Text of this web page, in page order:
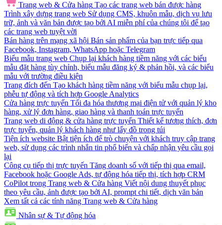
Trang web & Cửa hàng Tạo các trang web bán được hàng
Trình xây dựng trang web Sử dụng CMS, khuôn mẫu, dịch vụ lưu
trữ, ảnh và văn bản được tạo bởi AI miễn phí của chúng tôi để tạo
các trang web tuyệt vời
Bán hàng trên mạng xã hội Bán sản phẩm của bạn trực tiếp qua
Facebook, Instagram, WhatsApp hoặc Telegram
Biểu mẫu trang web Chụp lại khách hàng tiềm năng với các biểu
mẫu đặt hàng tùy chỉnh, biểu mẫu đăng ký & phản hồi, và các biểu
mẫu với trường điều kiện
Trang đích đến Tạo khách hàng tiềm năng với biểu mẫu chụp lại,
phễu tự động và tích hợp Google Analytics
Cửa hàng trực tuyến Tối đa hóa thương mại điện tử với quản lý kho
hàng, xử lý đơn hàng, giao hàng và thanh toán trực tuyến
Trang web di động & cửa hàng trực tuyến Thiết kế tương thích, đơn
trực tuyến, quản lý khách hàng như lấy đồ trong túi
Tiện ích website Bật tiện ích để trò chuyện với khách truy cập trang
web, sử dụng các trình nhắn tin phổ biến và chấp nhận yêu cầu gọi
lại
Công cụ tiếp thị trực tuyến Tăng doanh số với tiếp thị qua email,
Facebook hoặc Google Ads, tự động hóa tiếp thị, tích hợp CRM
CoPilot trong Trang web & Cửa hàng Viết nội dung thuyết phục
theo yêu cầu, ảnh được tạo bởi AI, prompt chi tiết, dịch văn bản
Xem tất cả các tính năng Trang web & Cửa hàng
Nhân sự & Tự động hóa